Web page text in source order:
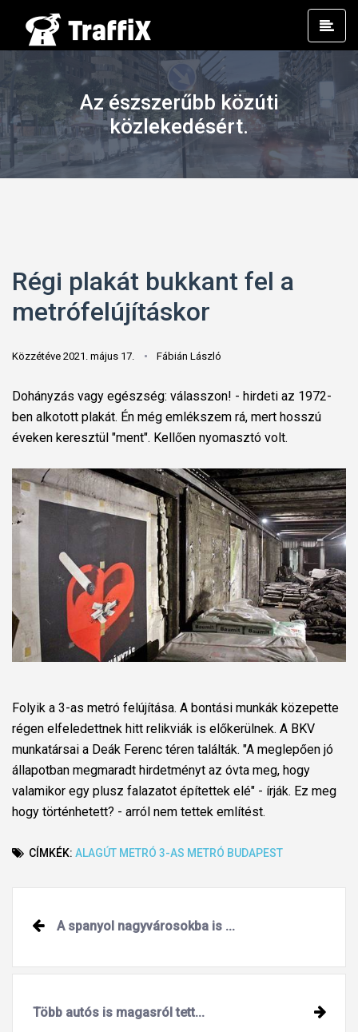
Az észszerűbb közúti
közlekedésért.
Régi plakát bukkant fel a
metrófelújításkor
Közzétéve 2021. május 17. Fábián László
Dohányzás vagy egészség: válasszon! - hirdeti az 1972-
ben alkotott plakát. Én még emlékszem rá, mert hosszú
éveken keresztül "ment". Kellően nyomasztó volt.
Folyik a 3-as metró felújítása. A bontási munkák közepette
régen elfeledettnek hitt relikviák is előkerülnek. A BKV
munkatársai a Deák Ferenc téren találták. "A meglepően jó
állapotban megmaradt hirdetményt az óvta meg, hogy
valamikor egy plusz falazatot építettek elé" - írják. Ez meg
hogy történhetett? - arról nem tettek említést.
CÍMKÉK: ALAGÚT METRÓ 3-AS METRÓ BUDAPEST
Post
navigation
A spanyol nagyvárosokba is ...
Több autós is magasról tett...